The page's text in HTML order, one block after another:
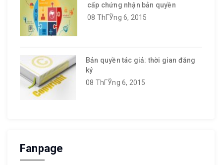
cấp chứng nhận bản quyền
08 ThГЎng 6, 2015
Bản quyền tác giả: thời gian đăng
ký
08 ThГЎng 6, 2015
Fanpage